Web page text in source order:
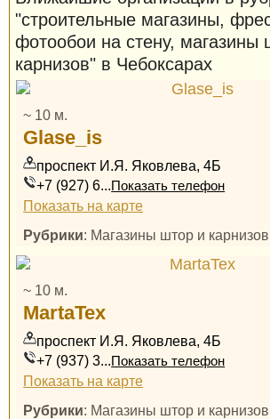
"строительные магазины,
фотообои на стену, магазины
карнизов" в Чебоксарах
~ 10 м.
Glase_is
проспект И.Я. Яковлева, 4Б
+7 (927) 6...Показать телефон
Показать на карте
Рубрики: Магазины штор и карнизов
~ 10 м.
MartaTex
проспект И.Я. Яковлева, 4Б
+7 (937) 3...Показать телефон
Показать на карте
Рубрики: Магазины штор и карнизов